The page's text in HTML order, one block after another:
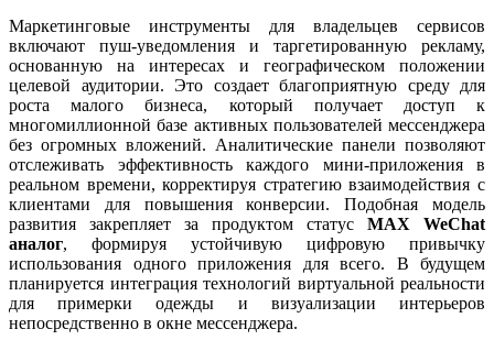
Маркетинговые инструменты для владельцев сервисов
включают пуш-уведомления и таргетированную рекламу,
основанную на интересах и географическом положении
целевой аудитории. Это создает благоприятную среду для
роста малого бизнеса, который получает доступ к
многомиллионной базе активных пользователей мессенджера
без огромных вложений. Аналитические панели позволяют
отслеживать эффективность каждого мини-приложения в
реальном времени, корректируя стратегию взаимодействия с
клиентами для повышения конверсии. Подобная модель
развития закрепляет за продуктом статус MAX WeChat
аналог, формируя устойчивую цифровую привычку
использования одного приложения для всего. В будущем
планируется интеграция технологий виртуальной реальности
для примерки одежды и визуализации интерьеров
непосредственно в окне мессенджера.